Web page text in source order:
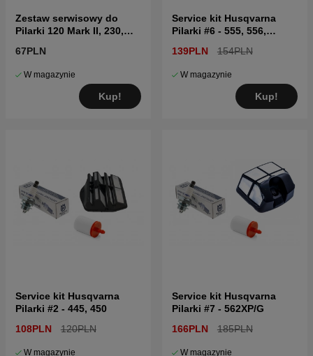
Zestaw serwisowy do
Pilarki 120 Mark II, 230,
67PLN
W magazynie
Kup!
Service kit Husqvarna
Pilarki #6 - 555, 556,
139PLN 154PLN
W magazynie
Kup!
Service kit Husqvarna
Pilarki #2 - 445, 450
108PLN
120PLN
W magazynie
Service kit Husqvarna
Pilarki #7 - 562XP/G
166PLN
185PLN
W magazynie